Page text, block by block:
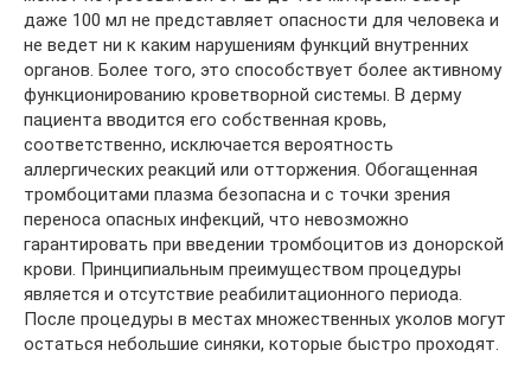
даже 100 мл не представляет опасности для человека и
не ведет ни к каким нарушениям функций внутренних
органов. Более того, это способствует более активному
функционированию кроветворной системы. В дерму
пациента вводится его собственная кровь,
соответственно, исключается вероятность
аллергических реакций или отторжения. Обогащенная
тромбоцитами плазма безопасна и с точки зрения
переноса опасных инфекций, что невозможно
гарантировать при введении тромбоцитов из донорской
крови. Принципиальным преимуществом процедуры
является и отсутствие реабилитационного периода.
После процедуры в местах множественных уколов могут
остаться небольшие синяки, которые быстро проходят.